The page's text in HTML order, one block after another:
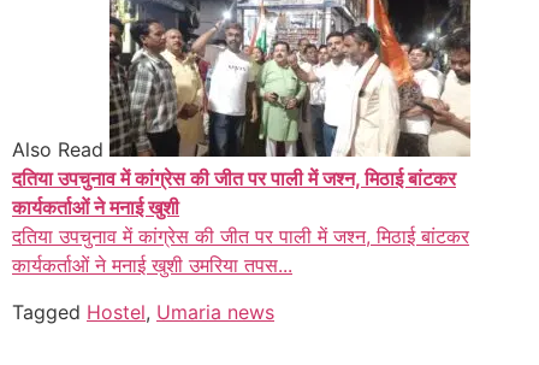
Also Read
दतिया उपचुनाव में कांग्रेस की जीत पर पाली में जश्न, मिठाई बांटकर
कार्यकर्ताओं ने मनाई खुशी
दतिया उपचुनाव में कांग्रेस की जीत पर पाली में जश्न, मिठाई बांटकर
कार्यकर्ताओं ने मनाई खुशी उमरिया तपस...
Tagged Hostel, Umaria news